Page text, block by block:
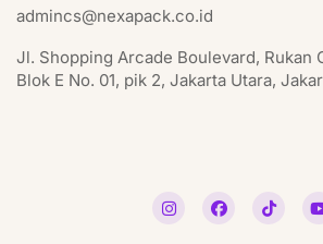
admincs@nexapack.co.id
Jl. Shopping Arcade Boulevard, Rukan
Blok E No. 01, pik 2, Jakarta Utara,